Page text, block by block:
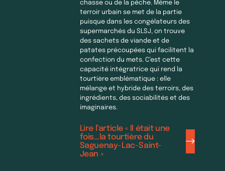
chasse ou de la pêche. Même le
terroir urbain se met de la partie
puisque dans les congélateurs des
supermarchés du SLSJ, on trouve
des sachets de viande et de
patates précoupées qui facilitent la
confection du mets. C’est cette
capacité intégratrice qui rend la
tourtière emblématique : elle
mélange et hybride des terroirs, des
ingrédients, des sociabilités et des
imaginaires.
Lire l’article « Il était une
fois…la tourtière du
Saguenay-Lac-Saint-
Jean »